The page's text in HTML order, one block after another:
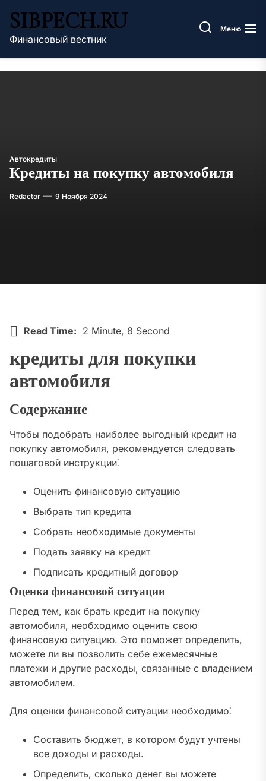
содержимому
SIBPECH.RU
Финансовый вестник
Меню
Автокредиты
Кредиты на покупку автомобиля
Redactor 9 Ноября 2024
Read Time: 2 Minute, 8 Second
кредиты для покупки
автомобиля
Содержание
Чтобы подобрать наиболее выгодный кредит на
покупку автомобиля, рекомендуется следовать
пошаговой инструкции⁚
Оценить финансовую ситуацию
Выбрать тип кредита
Собрать необходимые документы
Подать заявку на кредит
Подписать кредитный договор
Оценка финансовой ситуации
Перед тем, как брать кредит на покупку
автомобиля, необходимо оценить свою
финансовую ситуацию. Это поможет определить,
можете ли вы позволить себе ежемесячные
платежи и другие расходы, связанные с владением
автомобилем.
Для оценки финансовой ситуации необходимо⁚
Составить бюджет, в котором будут учтены
все доходы и расходы.
Определить, сколько денег вы можете